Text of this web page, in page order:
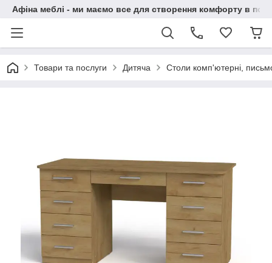
Афіна меблі - ми маємо все для створення комфорту в
Товари та послуги Дитяча Столи комп'ютерні,